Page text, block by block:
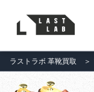
ラストラボ 革靴買取 ＞